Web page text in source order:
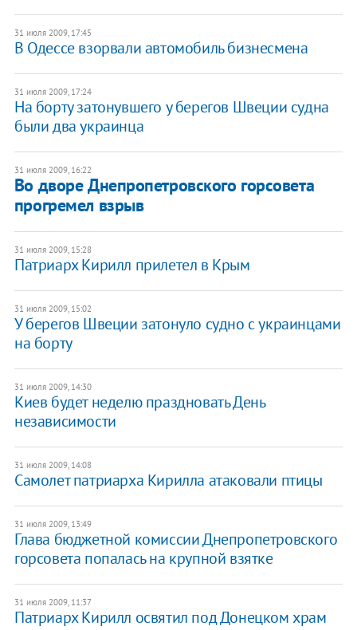
31 июля 2009, 17:45
В Одессе взорвали автомобиль бизнесмена
31 июля 2009, 17:24
На борту затонувшего у берегов Швеции судна
были два украинца
31 июля 2009, 16:22
Во дворе Днепропетровского горсовета
прогремел взрыв
31 июля 2009, 15:28
Патриарх Кирилл прилетел в Крым
31 июля 2009, 15:02
У берегов Швеции затонуло судно с украинцами
на борту
31 июля 2009, 14:30
Киев будет неделю праздновать День
независимости
31 июля 2009, 14:08
Самолет патриарха Кирилла атаковали птицы
31 июля 2009, 13:49
Глава бюджетной комиссии Днепропетровского
горсовета попалась на крупной взятке
31 июля 2009, 11:37
Патриарх Кирилл освятил под Донецком храм